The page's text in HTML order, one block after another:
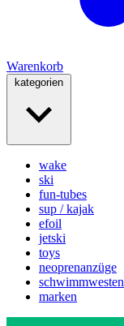
Warenkorb
kategorien
wake
ski
fun-tubes
sup / kajak
efoil
jetski
toys
neoprenanzüge
schwimmwesten
marken